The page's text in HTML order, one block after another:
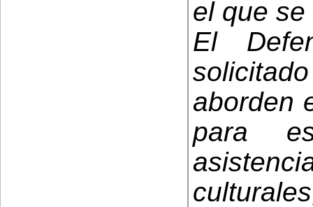
el que
El
aborden
para